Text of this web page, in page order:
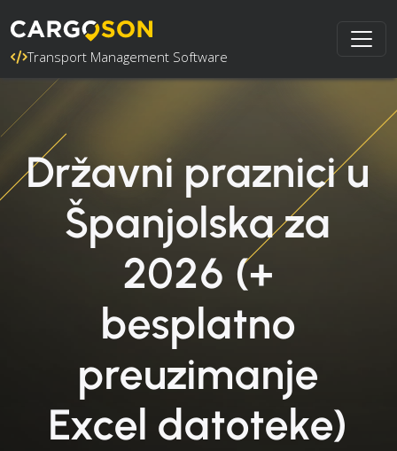
Transport Management Software
Državni praznici u
Španjolska za
2026 (+
besplatno
preuzimanje
Excel datoteke)